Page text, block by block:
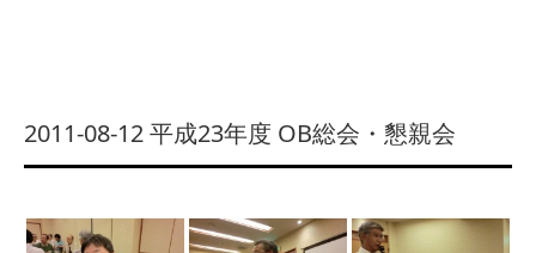
2011-08-12 平成23年度 OB総会・懇親会